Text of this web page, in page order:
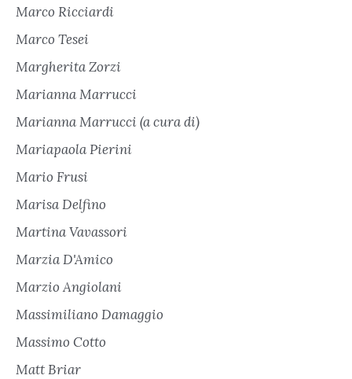
Marco Ricciardi
Marco Tesei
Margherita Zorzi
Marianna Marrucci
Marianna Marrucci (a cura di)
Mariapaola Pierini
Mario Frusi
Marisa Delfino
Martina Vavassori
Marzia D'Amico
Marzio Angiolani
Massimiliano Damaggio
Massimo Cotto
Matt Briar